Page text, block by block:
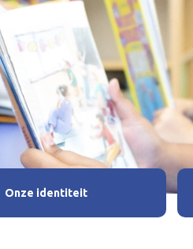
Onze identiteit